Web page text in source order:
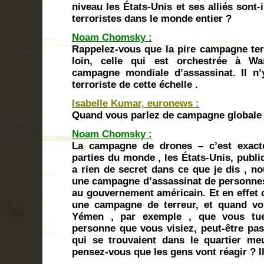
niveau les États-Unis et ses alliés
terroristes dans le monde entier ?
Noam Chomsky :
Rappelez-vous que la pire campagne
loin, celle qui est orchestrée à
campagne mondiale d’assassinat. Il
terroriste de cette échelle .
Isabelle Kumar, euronews :
Quand vous parlez de campagne
Noam Chomsky :
La campagne de drones – c’est
parties du monde , les États-Unis,
a rien de secret dans ce que je dis ,
une campagne d’assassinat de
au gouvernement américain. Et en effet
une campagne de terreur, et quand
Yémen , par exemple , que vous
personne que vous visiez, peut-être
qui se trouvaient dans le quartier
pensez-vous que les gens vont réagir ?